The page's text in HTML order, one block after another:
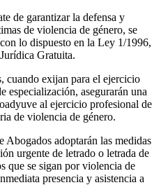
de garantizar la defensa y
de violencia de género, se
lo dispuesto en la Ley 1/1996,
Gratuita.
cuando exijan para el ejercicio
especialización, asegurarán una
al ejercicio profesional de
de violencia de género.
Abogados adoptarán las medidas
urgente de letrado o letrada de
que se sigan por violencia de
presencia y asistencia a